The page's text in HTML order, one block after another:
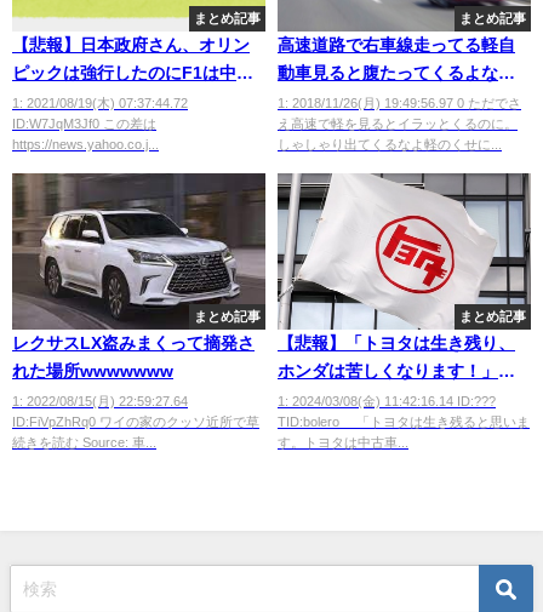
まとめ記事
【悲報】日本政府さん、オリン
ピックは強行したのにF1は中止
にしてしまうwwwwwwwwwww
1: 2021/08/19(木) 07:37:44.72
ID:W7JqM3Jf0 この差は
https://news.yahoo.co.j...
まとめ記事
高速道路で右車線走ってる軽自
動車見ると腹たってくるよな。
左車線から出てくるなよアホ
が！
1: 2018/11/26(月) 19:49:56.97 0 ただでさ
え高速で軽を見るとイラッとくるのに。
しゃしゃり出てくるなよ軽のくせに...
まとめ記事
レクサスLX盗みまくって摘発さ
れた場所wwwwwww
1: 2022/08/15(月) 22:59:27.64
ID:FiVpZhRq0 ワイの家のクッソ近所で草
続きを読む Source: 車...
まとめ記事
【悲報】「トヨタは生き残り、
ホンダは苦しくなります！」←
これｗｗｗｗｗｗ
1: 2024/03/08(金) 11:42:16.14 ID:???
TID:bolero 「トヨタは生き残ると思いま
す。トヨタは中古車...